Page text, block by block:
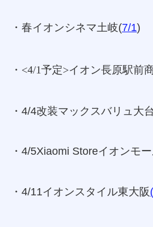
・春イオンシネマ土岐(7/1)
・<4/1予定>イオン長原駅前
・4/4改装マックスバリュ大
・4/5Xiaomi Storeイオンモ
・4/11イオンスタイル東大阪